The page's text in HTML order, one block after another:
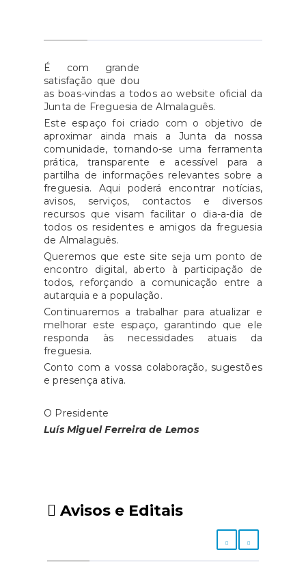
É com grande
satisfação que dou
as boas-vindas a todos ao website oficial da
Junta de Freguesia de Almalaguês.
Este espaço foi criado com o objetivo de
aproximar ainda mais a Junta da nossa
comunidade, tornando-se uma ferramenta
prática, transparente e acessível para a
partilha de informações relevantes sobre a
freguesia. Aqui poderá encontrar notícias,
avisos, serviços, contactos e diversos
recursos que visam facilitar o dia-a-dia de
todos os residentes e amigos da freguesia
de Almalaguês.
Queremos que este site seja um ponto de
encontro digital, aberto à participação de
todos, reforçando a comunicação entre a
autarquia e a população.
Continuaremos a trabalhar para atualizar e
melhorar este espaço, garantindo que ele
responda às necessidades atuais da
freguesia.
Conto com a vossa colaboração, sugestões
e presença ativa.
O Presidente
Luís Miguel Ferreira de Lemos
Avisos e Editais